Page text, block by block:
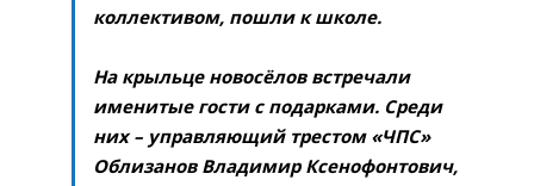
коллективом, пошли к школе.
На крыльце новосёлов встречали
именитые гости с подарками. Среди
них – управляющий трестом «ЧПС»
Облизанов Владимир Ксенофонтович,